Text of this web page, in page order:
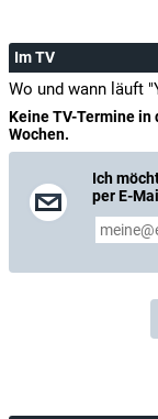
Im TV
Wo und wann läuft
Keine TV-Termine in
Wochen.
Ich
per E-